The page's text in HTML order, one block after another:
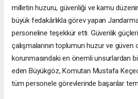
milletin huzuru, güvenliği ve kamu
büyük fedakârlıkla görev yapan
personeline teşekkür etti. Güvenlik
çalışmalarının toplumun huzur ve güven
korunmasındaki en önemli unsurlardan
eden Büyükgöz, Komutan Mustafa
tüm personele görevlerinde başarılar